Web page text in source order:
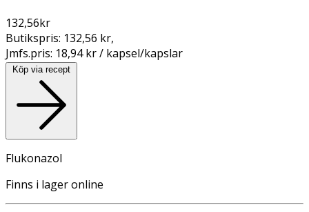
132,56kr
Butikspris: 132,56 kr,
Jmfs.pris: 18,94 kr / kapsel/kapslar
Köp via recept
Flukonazol
Finns i lager online